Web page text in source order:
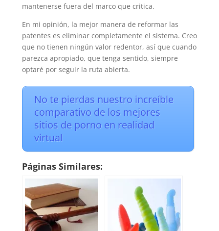
mantenerse fuera del marco que critica.
En mi opinión, la mejor manera de reformar las
patentes es eliminar completamente el sistema. Creo
que no tienen ningún valor redentor, así que cuando
parezca apropiado, que tenga sentido, siempre
optaré por seguir la ruta abierta.
No te pierdas nuestro increíble
comparativo de los mejores
sitios de porno en realidad
virtual
Páginas Similares: